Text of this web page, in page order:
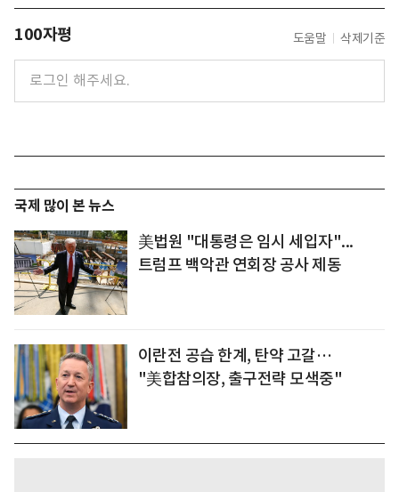
100자평 도움말 삭제기준
국제 많이 본 뉴스
美법원 "대통령은 임시 세입자"...
트럼프 백악관 연회장 공사 제동
이란전 공습 한계, 탄약 고갈…
"美합참의장, 출구전략 모색중"